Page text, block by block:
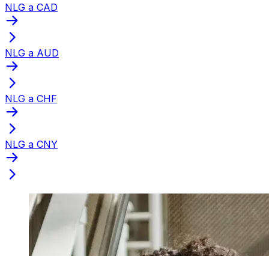
NLG a CAD
NLG a AUD
NLG a CHF
NLG a CNY